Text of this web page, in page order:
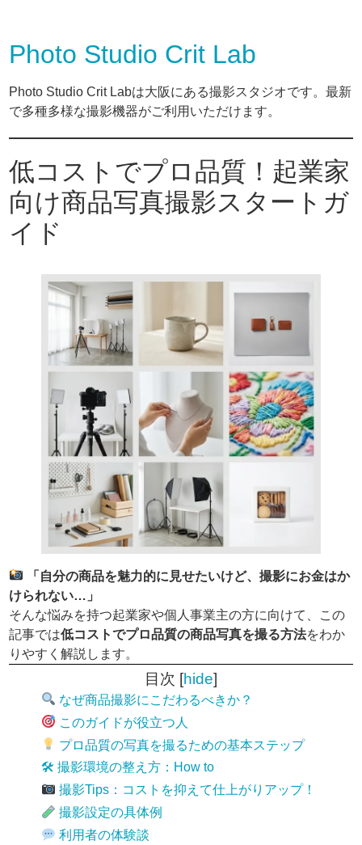
Photo Studio Crit Lab
Photo Studio Crit Labは大阪にある撮影スタジオです。最新
で多種多様な撮影機器がご利用いただけます。
低コストでプロ品質！起業家
向け商品写真撮影スタートガ
イド
「自分の商品を魅力的に見せたいけど、撮影にお金はか
けられない…」
そんな悩みを持つ起業家や個人事業主の方に向けて、この
記事では低コストでプロ品質の商品写真を撮る方法をわか
りやすく解説します。
目次 [hide]
なぜ商品撮影にこだわるべきか？
このガイドが役立つ人
プロ品質の写真を撮るための基本ステップ
🛠 撮影環境の整え方：How to
撮影Tips：コストを抑えて仕上がりアップ！
撮影設定の具体例
利用者の体験談